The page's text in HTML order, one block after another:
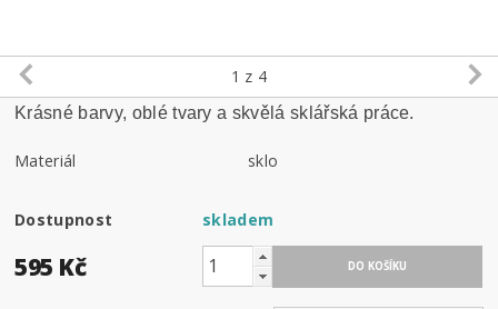
1 z 4
Krásné barvy, oblé tvary a skvělá sklářská práce.
Materiál sklo
Dostupnost skladem
595 Kč